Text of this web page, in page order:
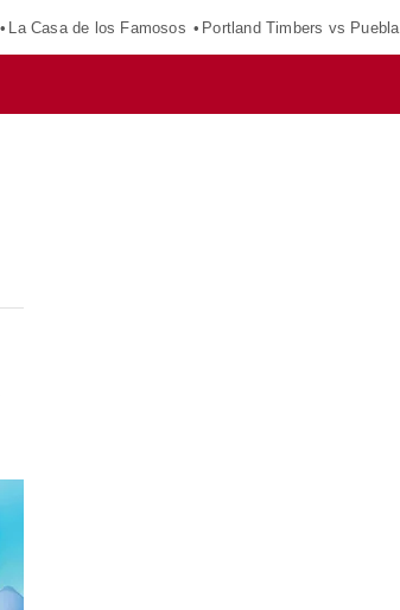
La Casa de los Famosos Portland Timbers vs Puebla